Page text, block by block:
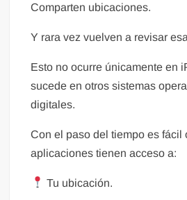
Comparten ubicaciones.
Y rara vez vuelven a revisar
Esto no ocurre únicamente en
sucede en otros sistemas
digitales.
Con el paso del tiempo es fácil
aplicaciones tienen acceso a:
Tu ubicación.